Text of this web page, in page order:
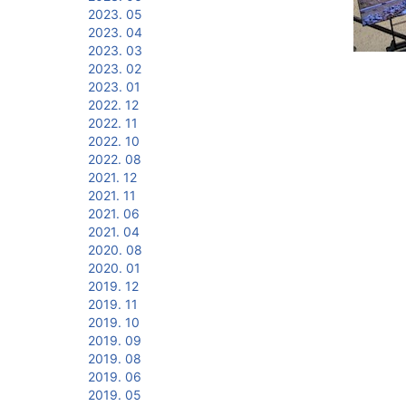
2023. 05
2023. 04
2023. 03
2023. 02
2023. 01
2022. 12
2022. 11
2022. 10
2022. 08
2021. 12
2021. 11
2021. 06
2021. 04
2020. 08
2020. 01
2019. 12
2019. 11
2019. 10
2019. 09
2019. 08
2019. 06
2019. 05